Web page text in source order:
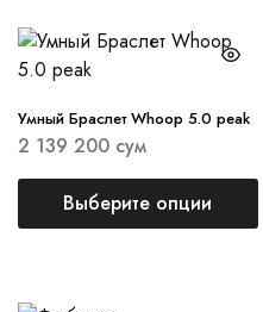
Умный Браслет Whoop 5.0 peak
2 139 200 сум
Выберите опции